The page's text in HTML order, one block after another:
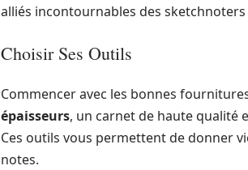
alliés incontournables des
Choisir Ses Outils
Commencer avec les bonnes
épaisseurs, un carnet de haute qualité
Ces outils vous permettent de donner
notes.